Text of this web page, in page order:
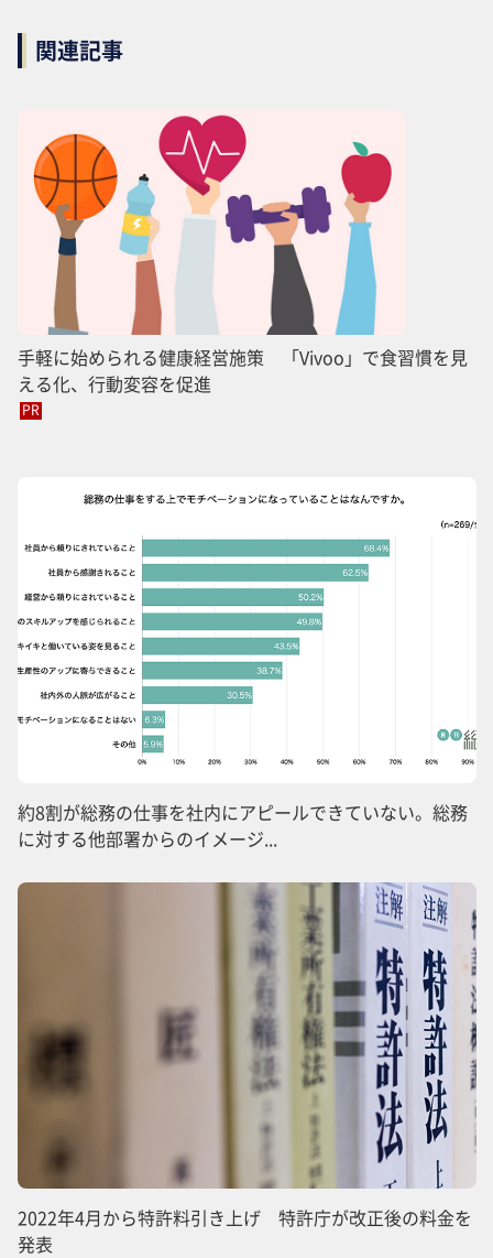
関連記事
手軽に始められる健康経営施策 「Vivoo」で食習慣を見
える化、行動変容を促進
PR
約8割が総務の仕事を社内にアピールできていない。総務
に対する他部署からのイメージ...
2022年4月から特許料引き上げ 特許庁が改正後の料金を
発表